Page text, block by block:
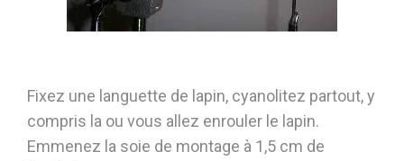
Fixez une languette de lapin, cyanolitez partout, y
compris la ou vous allez enrouler le lapin.
Emmenez la soie de montage à 1,5 cm de